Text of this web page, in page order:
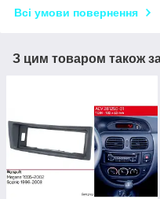
Всі умови повернення
З цим товаром також